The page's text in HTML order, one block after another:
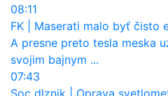
08:11
FK
Maserati malo byť čisto elektrické. Teraz
A presne preto tesla meska
svojim bajnym ...
07:43
Soc dlznik
Oprava svetlometov by mala byť